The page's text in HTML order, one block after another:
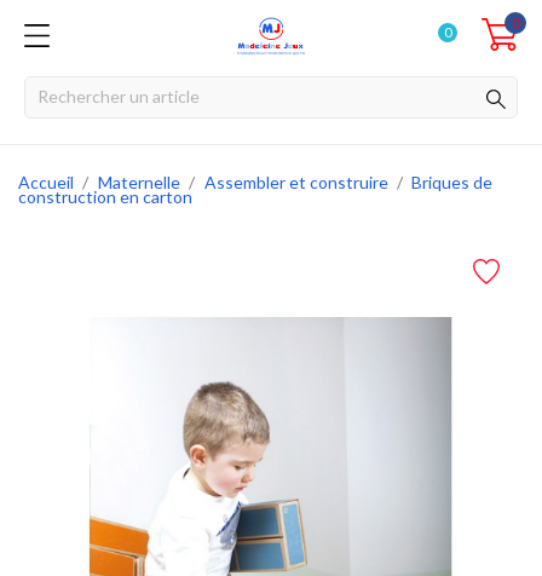
0
0
Accueil Maternelle Assembler et construire Briques de
construction en carton